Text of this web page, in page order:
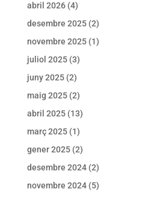
abril 2026(4)
desembre 2025(2)
novembre 2025(1)
juliol 2025(3)
juny 2025(2)
maig 2025(2)
abril 2025(13)
març 2025(1)
gener 2025(2)
desembre 2024(2)
novembre 2024(5)